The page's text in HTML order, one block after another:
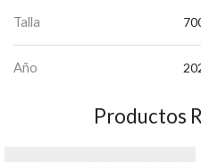
Talla
Año
Productos